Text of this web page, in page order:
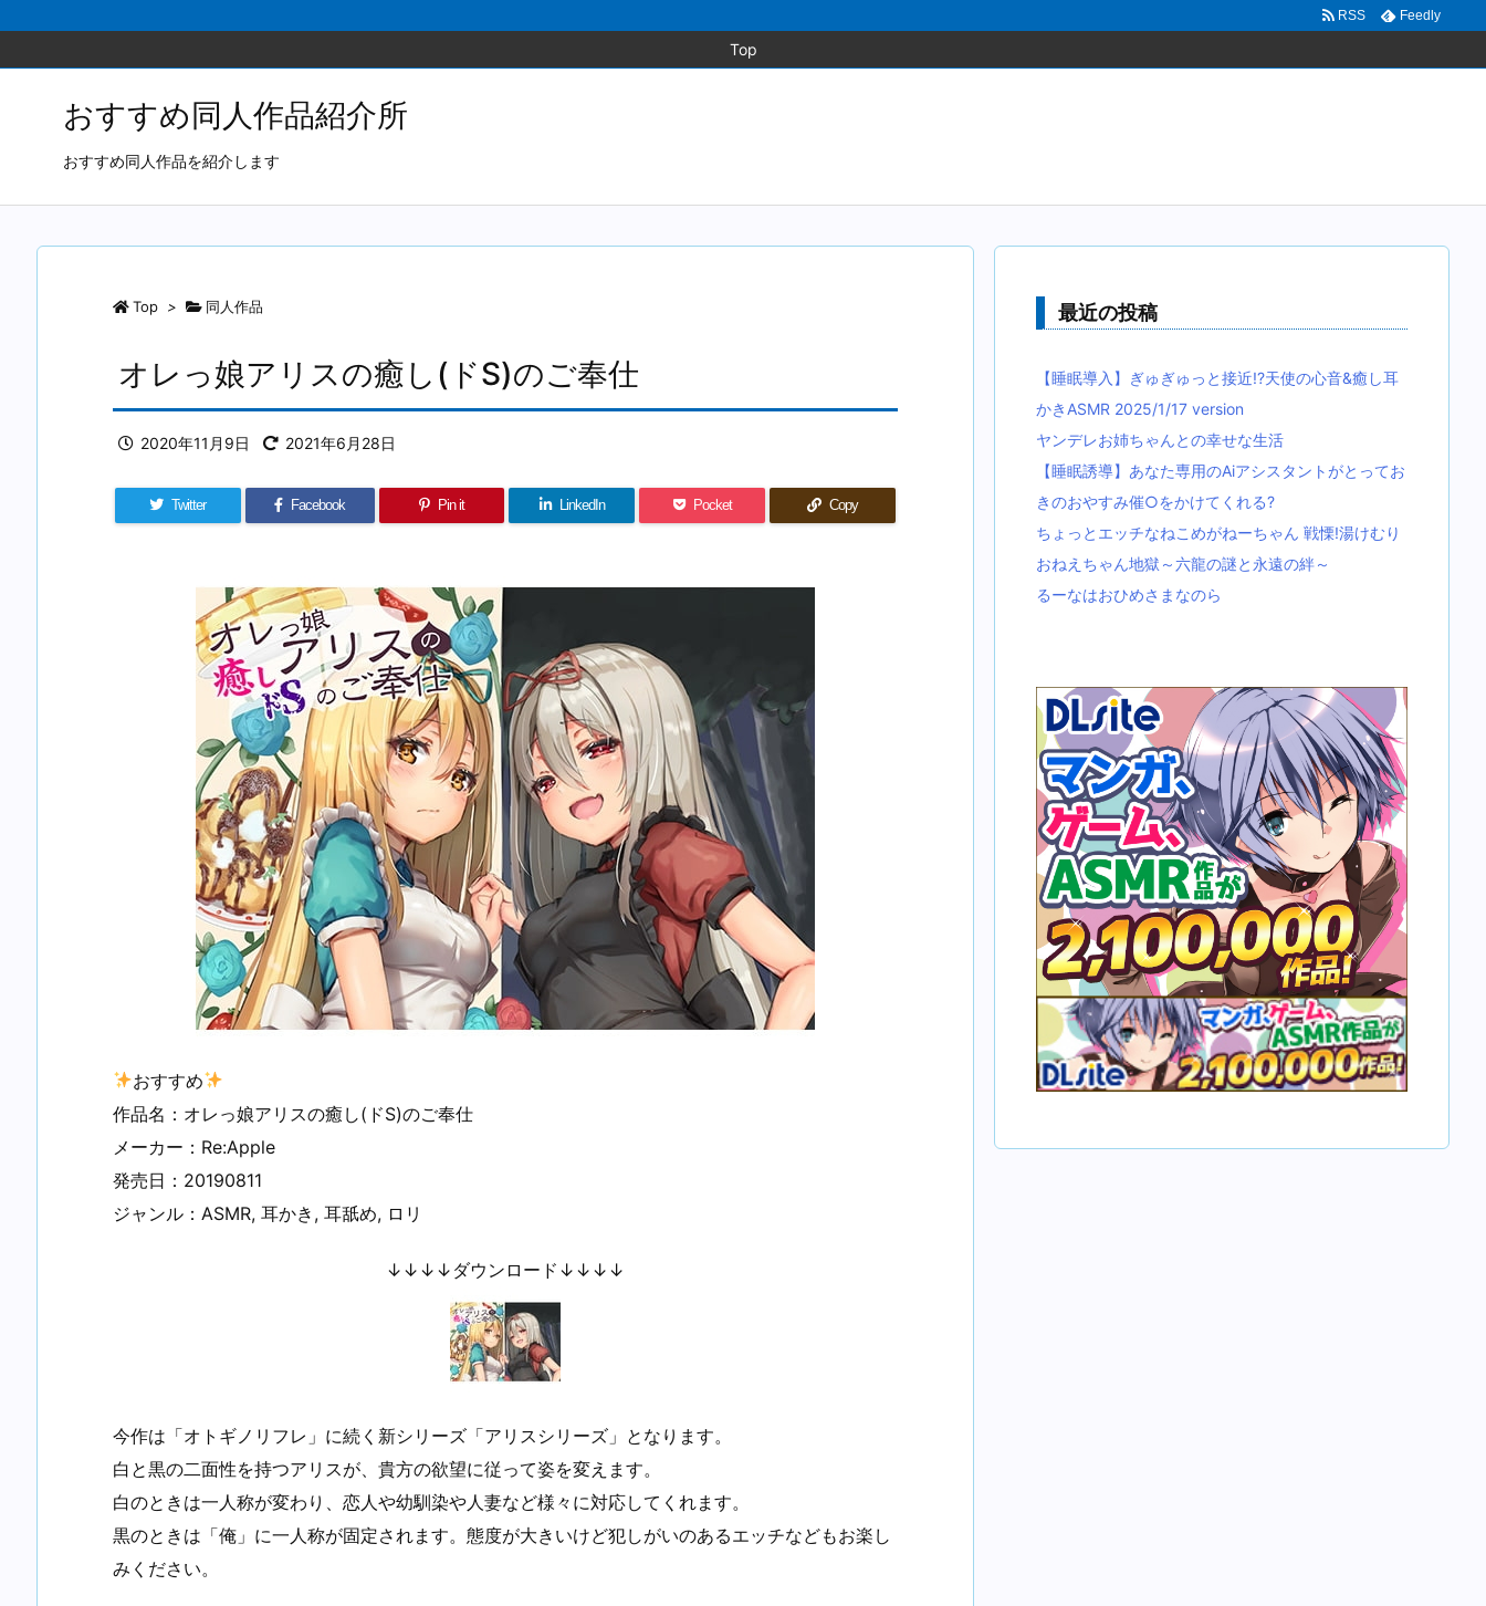
Top
RSS Feedly
おすすめ同人作品紹介所
おすすめ同人作品を紹介します
Top > 同人作品
オレっ娘アリスの癒し(ドS)のご奉仕
2020年11月9日 2021年6月28日
Twitter Facebook Pin it LinkedIn Pocket Copy
おすすめ
作品名：オレっ娘アリスの癒し(ドS)のご奉仕
メーカー：Re:Apple
発売日：20190811
ジャンル：ASMR, 耳かき, 耳舐め, ロリ
↓↓↓↓ダウンロード↓↓↓↓
今作は「オトギノリフレ」に続く新シリーズ「アリスシリーズ」となります。
白と黒の二面性を持つアリスが、貴方の欲望に従って姿を変えます。
白のときは一人称が変わり、恋人や幼馴染や人妻など様々に対応してくれます。
黒のときは「俺」に一人称が固定されます。態度が大きいけど犯しがいのあるエッチなどもお楽し
みください。
最近の投稿
【睡眠導入】ぎゅぎゅっと接近!?天使の心音&癒し耳
かきASMR 2025/1/17 version
ヤンデレお姉ちゃんとの幸せな生活
【睡眠誘導】あなた専用のAiアシスタントがとってお
きのおやすみ催○をかけてくれる?
ちょっとエッチなねこめがねーちゃん 戦慄!湯けむり
おねえちゃん地獄～六龍の謎と永遠の絆～
るーなはおひめさまなのら